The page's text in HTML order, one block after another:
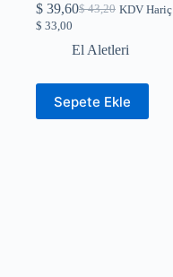
$43,20
Orijinal
$ 43,20.
$ 39,60Şu
fiyat:
KDV Hariç
$ 33,00
El Aletleri
Sepete Ekle